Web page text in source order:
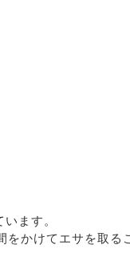
ます。
かけてエサを取る